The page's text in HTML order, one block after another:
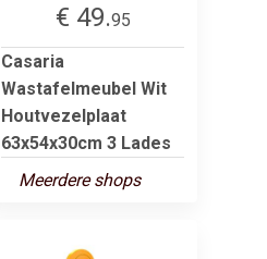
€ 49.95
Casaria
Wastafelmeubel Wit
Houtvezelplaat
63x54x30cm 3 Lades
Meerdere shops